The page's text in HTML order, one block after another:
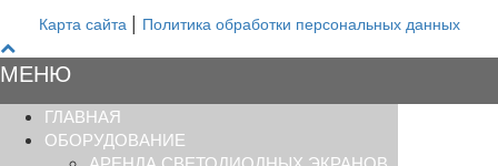
Карта сайта | Политика обработки персональных данных
МЕНЮ
ГЛАВНАЯ
ОБОРУДОВАНИЕ